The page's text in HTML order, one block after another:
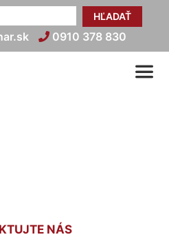
HĽADAŤ
0910 378 830
NÁS